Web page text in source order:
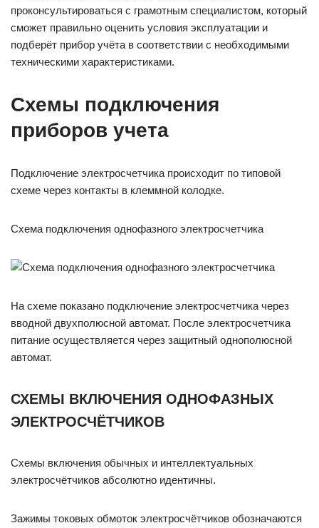
проконсультироваться с грамотным специалистом, который
сможет правильно оценить условия эксплуатации и
подберёт прибор учёта в соответствии с необходимыми
техническими характеристиками.
Схемы подключения
приборов учета
Подключение электросчетчика происходит по типовой
схеме через контакты в клеммной колодке.
Схема подключения однофазного электросчетчика
На схеме показано подключение электросчетчика через
вводной двухполюсной автомат. После электросчетчика
питание осуществляется через защитный однополюсной
автомат.
СХЕМЫ ВКЛЮЧЕНИЯ ОДНОФАЗНЫХ
ЭЛЕКТРОСЧЁТЧИКОВ
Схемы включения обычных и интеллектуальных
электросчётчиков абсолютно идентичны.
Зажимы токовых обмоток электросчётчиков обозначаются